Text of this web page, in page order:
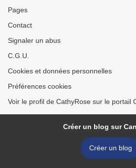
Pages
Contact
Signaler un abus
C.G.U.
Cookies et données personnelles
Préférences cookies
Voir le profil de CathyRose sur le portail
Créer un blog sur
Créer un blog